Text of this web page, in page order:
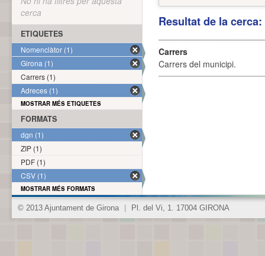
Resultat de la
Carrers
Carrers del municipi.
cerca
ETIQUETES
Nomenclàtor (1)
Girona (1)
Carrers (1)
Adreces (1)
MOSTRAR MÉS ETIQUETES
FORMATS
dgn (1)
ZIP (1)
PDF (1)
CSV (1)
MOSTRAR MÉS FORMATS
© 2013 Ajuntament de Girona Pl. del Vi, 1. 17004 GIRONA